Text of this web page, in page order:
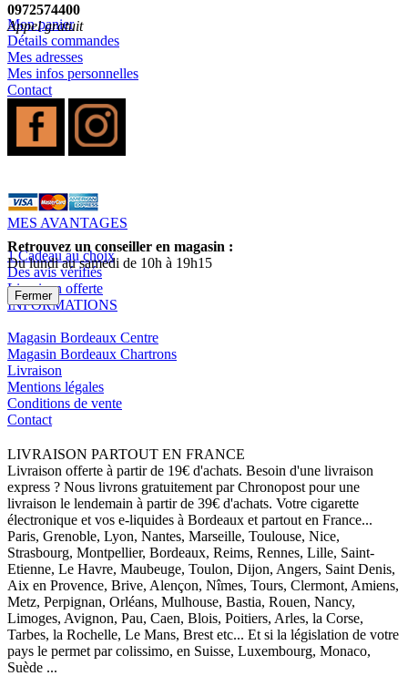
Mon panier
Détails commandes
Mes adresses
Mes infos personnelles
Contact
MES AVANTAGES
1 Cadeau au choix
Des avis vérifiés
Livraison offerte
INFORMATIONS
Magasin Bordeaux Centre
Magasin Bordeaux Chartrons
Livraison
Mentions légales
Conditions de vente
Contact
LIVRAISON PARTOUT EN FRANCE
Livraison offerte à partir de 19€ d'achats. Besoin d'une livraison
express ? Nous livrons gratuitement par Chronopost pour une
livraison le lendemain à partir de 39€ d'achats. Votre cigarette
électronique et vos e-liquides à Bordeaux et partout en France...
Paris, Grenoble, Lyon, Nantes, Marseille, Toulouse, Nice,
Strasbourg, Montpellier, Bordeaux, Reims, Rennes, Lille, Saint-
Etienne, Le Havre, Maubeuge, Toulon, Dijon, Angers, Saint Denis,
Aix en Provence, Brive, Alençon, Nîmes, Tours, Clermont, Amiens,
Metz, Perpignan, Orléans, Mulhouse, Bastia, Rouen, Nancy,
Limoges, Avignon, Pau, Caen, Blois, Poitiers, Arles, la Corse,
Tarbes, la Rochelle, Le Mans, Brest etc... Et si la législation de votre
pays le permet par colissimo, en Suisse, Luxembourg, Monaco,
Suède ...
0972574400
Appel gratuit
Retrouvez un conseiller en magasin :
Du lundi au samedi de 10h à 19h15
Fermer